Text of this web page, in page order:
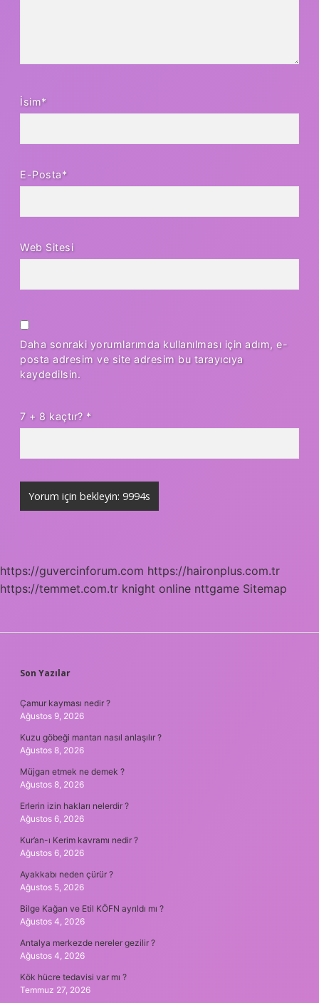
İsim*
E-Posta*
Web Sitesi
Daha sonraki yorumlarımda kullanılması için adım, e-
posta adresim ve site adresim bu tarayıcıya
kaydedilsin.
7 + 8 kaçtır? *
https://guvercinforum.com https://haironplus.com.tr
https://temmet.com.tr knight online nttgame Sitemap
SIDEBAR
Son Yazılar
Çamur kayması nedir ?
Ağustos 9, 2026
Kuzu göbeği mantarı nasıl anlaşılır ?
Ağustos 8, 2026
Müjgan etmek ne demek ?
Ağustos 8, 2026
Erlerin izin hakları nelerdir ?
Ağustos 6, 2026
Kur’an-ı Kerim kavramı nedir ?
Ağustos 6, 2026
Ayakkabı neden çürür ?
Ağustos 5, 2026
Bilge Kağan ve Etil KÖFN ayrıldı mı ?
Ağustos 4, 2026
Antalya merkezde nereler gezilir ?
Ağustos 4, 2026
Kök hücre tedavisi var mı ?
Temmuz 27, 2026